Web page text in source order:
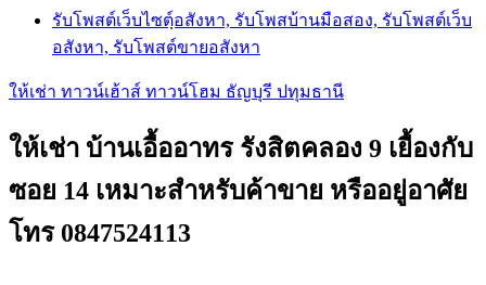
รับโพสต์เว็บไซตฺ์อสังหา, รับโพสบ้านมือสอง, รับโพสต์เว็บ
อสังหา, รับโพสต์ขายอสังหา
ให้เช่า ทาวน์เฮ้าส์ ทาวน์โฮม ธัญบุรี ปทุมธานี
ให้เช่า บ้านเอื้ออาทร รังสิตคลอง 9 เยื้องกับ
ซอย 14 เหมาะสำหรับค้าขาย หรืออยู่อาศัย
โทร 0847524113